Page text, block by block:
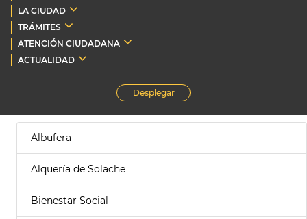
LA CIUDAD
TRÁMITES
ATENCIÓN CIUDADANA
ACTUALIDAD
Desplegar
Albufera
Alquería de Solache
Bienestar Social